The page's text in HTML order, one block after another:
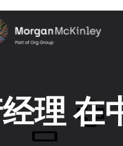
理 在